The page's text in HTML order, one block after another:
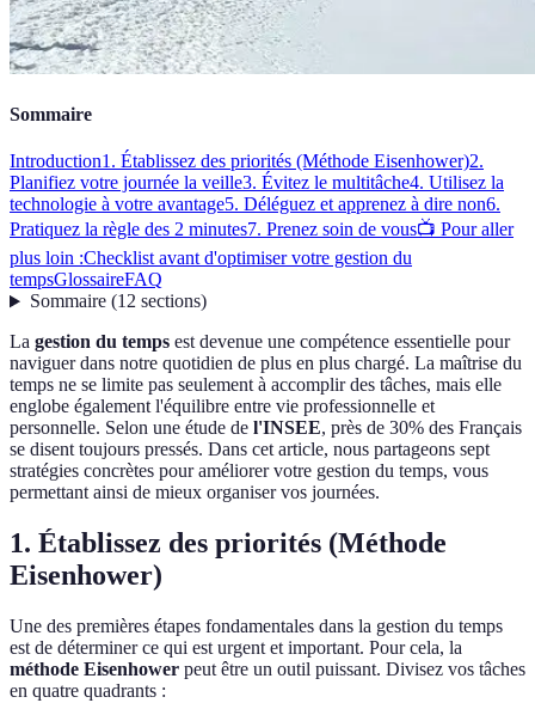
Sommaire
Introduction1. Établissez des priorités (Méthode Eisenhower)2.
Planifiez votre journée la veille3. Évitez le multitâche4. Utilisez la
technologie à votre avantage5. Déléguez et apprenez à dire non6.
Pratiquez la règle des 2 minutes7. Prenez soin de vous📺 Pour aller
plus loin :Checklist avant d'optimiser votre gestion du
tempsGlossaireFAQ
Sommaire(12 sections)
La gestion du temps est devenue une compétence essentielle pour
naviguer dans notre quotidien de plus en plus chargé. La maîtrise du
temps ne se limite pas seulement à accomplir des tâches, mais elle
englobe également l'équilibre entre vie professionnelle et
personnelle. Selon une étude de l'INSEE, près de 30% des Français
se disent toujours pressés. Dans cet article, nous partageons sept
stratégies concrètes pour améliorer votre gestion du temps, vous
permettant ainsi de mieux organiser vos journées.
1. Établissez des priorités (Méthode
Eisenhower)
Une des premières étapes fondamentales dans la gestion du temps
est de déterminer ce qui est urgent et important. Pour cela, la
méthode Eisenhower peut être un outil puissant. Divisez vos tâches
en quatre quadrants :